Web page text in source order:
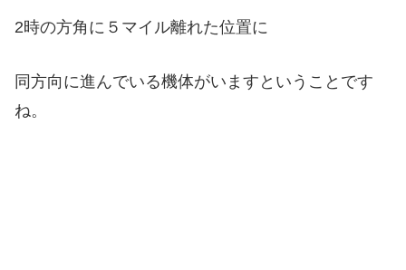
2時の方角に５マイル離れた位置に
同方向に進んでいる機体がいますということです
ね。